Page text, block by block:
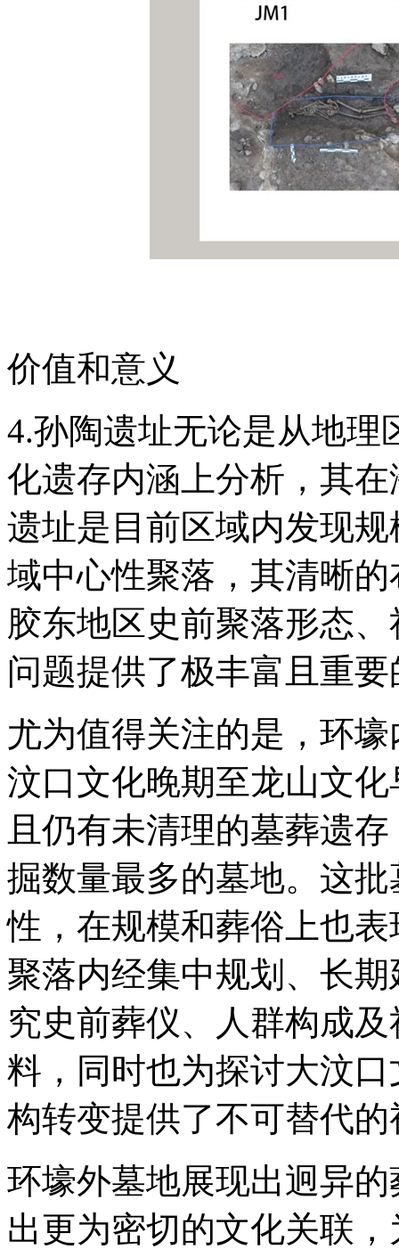
价值和意义
4.孙陶遗址无论是从地理
化遗存内涵上分析，其
遗址是目前区域内发现
域中心性聚落，其清晰
胶东地区史前聚落形态
问题提供了极丰富且重
尤为值得关注的是，环
汶口文化晚期至龙山文
且仍有未清理的墓葬遗
掘数量最多的墓地。这
性，在规模和葬俗上也
聚落内经集中规划、长
究史前葬仪、人群构成
料，同时也为探讨大汶
构转变提供了不可替代的
环壕外墓地展现出迥异
出更为密切的文化关联